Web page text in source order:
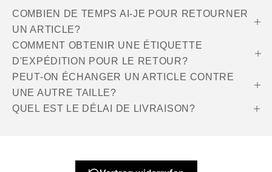
COMBIEN DE TEMPS AI-JE POUR RETOURNER
UN ARTICLE?
COMMENT OBTENIR UNE ÉTIQUETTE
D'EXPÉDITION POUR LE RETOUR?
PEUT-ON ÉCHANGER UN ARTICLE CONTRE
UNE AUTRE TAILLE?
QUEL EST LE DÉLAI DE LIVRAISON?